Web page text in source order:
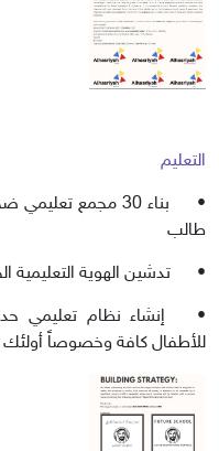
التعليم
•
طالب
• تدشين الهوية التعليمية
•
إنشاء نظام تعليمي
للأطفال كافة وخصوصاً أولئك